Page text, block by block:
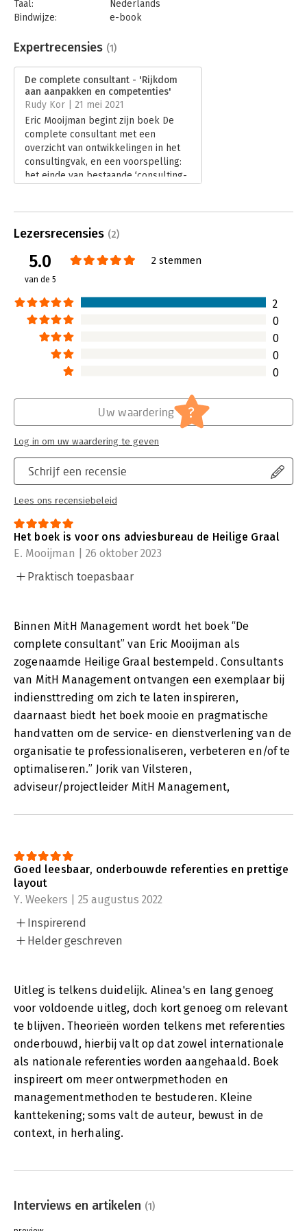
Taal:
Nederlands
Bindwijze:
e-book
Bestandsformaat:
epub
Uitgever:
Boom
Druk:
1
Verschijningsdatum:
1-4-2021
Hoofdrubriek: Advisering
Expertrecensies (1)
De complete consultant - 'Rijkdom
aan aanpakken en competenties'
Rudy Kor | 21 mei 2021
Eric Mooijman begint zijn boek De
complete consultant met een
overzicht van ontwikkelingen in het
consultingvak, en een voorspelling:
het einde van bestaande ‘consulting-
adviseur) model voor de Complete
Lees verder
Lezersrecensies (2)
5.0
van de 5
2 stemmen
2
0
0
0
0
Schrijf een recensie
Lees ons recensiebeleid
Uw waardering ?
Log in om uw waardering te geven
Het boek is voor ons adviesbureau de Heilige Graal
E. Mooijman | 26 oktober 2023
Praktisch toepasbaar
Binnen MitH Management wordt het boek “De
complete consultant” van Eric Mooijman als
zogenaamde Heilige Graal bestempeld. Consultants
van MitH Management ontvangen een exemplaar bij
indiensttreding om zich te laten inspireren,
daarnaast biedt het boek mooie en pragmatische
handvatten om de service- en dienstverlening van de
organisatie te professionaliseren, verbeteren en/of te
optimaliseren.” Jorik van Vilsteren,
adviseur/projectleider MitH Management,
Goed leesbaar, onderbouwde referenties en prettige
layout
Y. Weekers | 25 augustus 2022
Inspirerend
Helder geschreven
Uitleg is telkens duidelijk. Alinea's en lang genoeg
voor voldoende uitleg, doch kort genoeg om relevant
te blijven. Theorieën worden telkens met referenties
onderbouwd, hierbij valt op dat zowel internationale
als nationale referenties worden aangehaald. Boek
inspireert om meer ontwerpmethoden en
managementmethoden te bestuderen. Kleine
kanttekening; soms valt de auteur, bewust in de
context, in herhaling.
Interviews en artikelen (1)